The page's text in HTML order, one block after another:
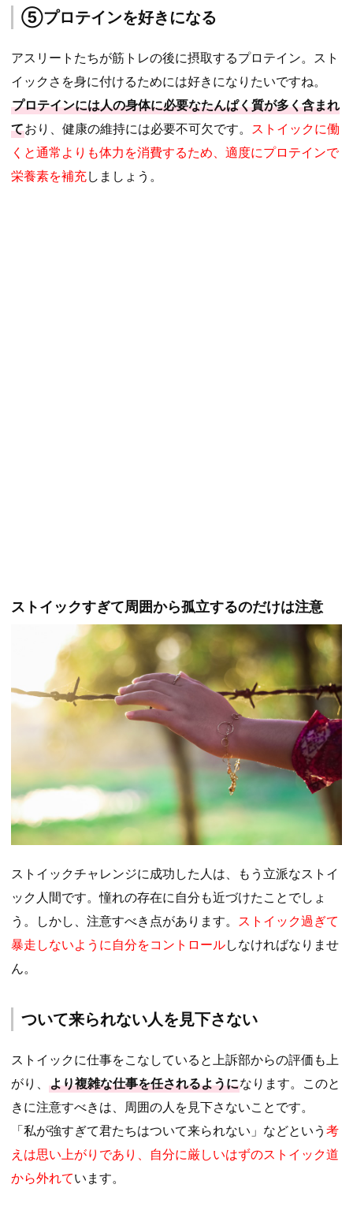
⑤プロテインを好きになる
アスリートたちが筋トレの後に摂取するプロテイン。スト
イックさを身に付けるためには好きになりたいですね。
プロテインには人の身体に必要なたんぱく質が多く含まれ
ており、健康の維持には必要不可欠です。 ストイックに働
くと通常よりも体力を消費するため、適度にプロテインで
栄養素を補充しましょう。
ストイックすぎて周囲から孤立するのだけは注意
ストイックチャレンジに成功した人は、もう立派なストイ
ック人間です。憧れの存在に自分も近づけたことでしょ
う。しかし、注意すべき点があります。 ストイック過ぎて
暴走しないように自分をコントロールしなければなりませ
ん。
ついて来られない人を見下さない
ストイックに仕事をこなしていると上訴部からの評価も上
がり、 より複雑な仕事を任されるようになります。このと
きに注意すべきは、周囲の人を見下さないことです。
「私が強すぎて君たちはついて来られない」などという 考
えは思い上がりであり、自分に厳しいはずのストイック道
から外れています。